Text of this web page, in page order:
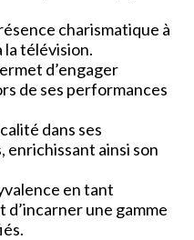
charismatique à
la télévision.
d’engager
de ses performances
dans ses
enrichissant ainsi son
en tant
une gamme